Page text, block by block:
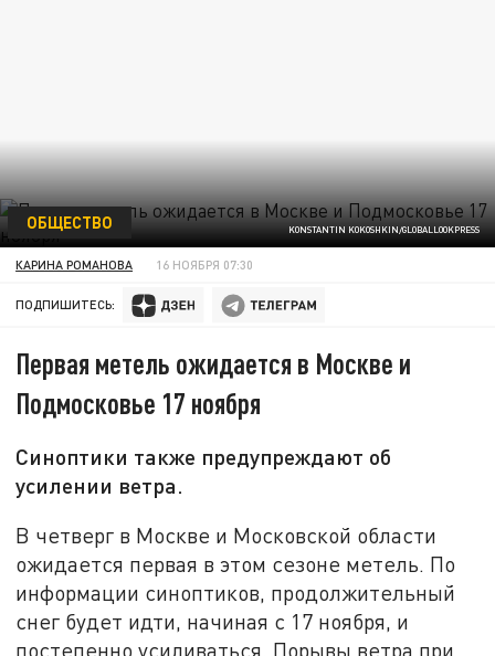
KONSTANTIN KOKOSHKIN/GLOBALLOOKPRESS
ОБЩЕСТВО
КАРИНА РОМАНОВА 16 НОЯБРЯ 07:30
ПОДПИШИТЕСЬ:
Первая метель ожидается в Москве и
Подмосковье 17 ноября
Синоптики также предупреждают об
усилении ветра.
В четверг в Москве и Московской области
ожидается первая в этом сезоне метель. По
информации синоптиков, продолжительный
снег будет идти, начиная с 17 ноября, и
постепенно усиливаться. Порывы ветра при